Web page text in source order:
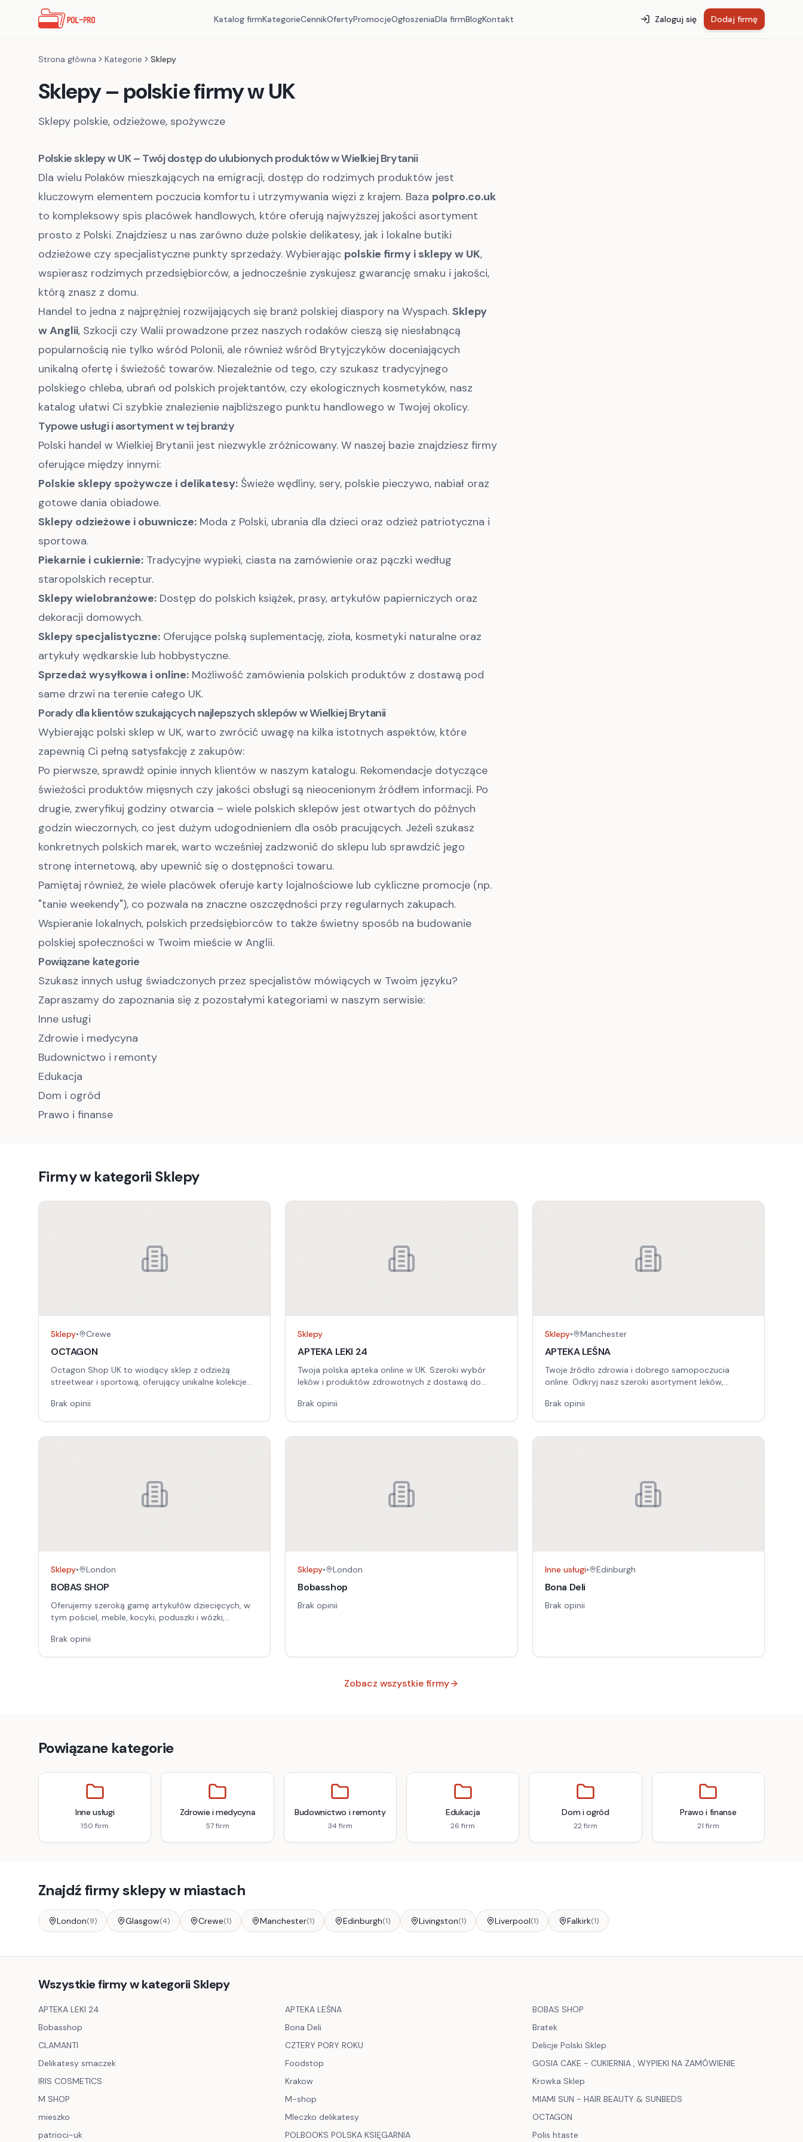
Katalog firmKategorieCennikOfertyPromocjeOgłoszeniaDla firmBlogKontakt Zaloguj się Dodaj firmę
Strona główna Kategorie Sklepy
Sklepy– polskie firmy w UK
Sklepy polskie, odzieżowe, spożywcze
Polskie sklepy w UK – Twój dostęp do ulubionych produktów w Wielkiej Brytanii
Dla wielu Polaków mieszkających na emigracji, dostęp do rodzimych produktów jest
kluczowym elementem poczucia komfortu i utrzymywania więzi z krajem. Baza polpro.co.uk
to kompleksowy spis placówek handlowych, które oferują najwyższej jakości asortyment
prosto z Polski. Znajdziesz u nas zarówno duże polskie delikatesy, jak i lokalne butiki
odzieżowe czy specjalistyczne punkty sprzedaży. Wybierając polskie firmy i sklepy w UK,
wspierasz rodzimych przedsiębiorców, a jednocześnie zyskujesz gwarancję smaku i jakości,
którą znasz z domu.
Handel to jedna z najprężniej rozwijających się branż polskiej diaspory na Wyspach. Sklepy
w Anglii, Szkocji czy Walii prowadzone przez naszych rodaków cieszą się niesłabnącą
popularnością nie tylko wśród Polonii, ale również wśród Brytyjczyków doceniających
unikalną ofertę i świeżość towarów. Niezależnie od tego, czy szukasz tradycyjnego
polskiego chleba, ubrań od polskich projektantów, czy ekologicznych kosmetyków, nasz
katalog ułatwi Ci szybkie znalezienie najbliższego punktu handlowego w Twojej okolicy.
Typowe usługi i asortyment w tej branży
Polski handel w Wielkiej Brytanii jest niezwykle zróżnicowany. W naszej bazie znajdziesz firmy
oferujące między innymi:
Polskie sklepy spożywcze i delikatesy: Świeże wędliny, sery, polskie pieczywo, nabiał oraz
gotowe dania obiadowe.
Sklepy odzieżowe i obuwnicze: Moda z Polski, ubrania dla dzieci oraz odzież patriotyczna i
sportowa.
Piekarnie i cukiernie: Tradycyjne wypieki, ciasta na zamówienie oraz pączki według
staropolskich receptur.
Sklepy wielobranżowe: Dostęp do polskich książek, prasy, artykułów papierniczych oraz
dekoracji domowych.
Sklepy specjalistyczne: Oferujące polską suplementację, zioła, kosmetyki naturalne oraz
artykuły wędkarskie lub hobbystyczne.
Sprzedaż wysyłkowa i online: Możliwość zamówienia polskich produktów z dostawą pod
same drzwi na terenie całego UK.
Porady dla klientów szukających najlepszych sklepów w Wielkiej Brytanii
Wybierając polski sklep w UK, warto zwrócić uwagę na kilka istotnych aspektów, które
zapewnią Ci pełną satysfakcję z zakupów:
Po pierwsze, sprawdź opinie innych klientów w naszym katalogu. Rekomendacje dotyczące
świeżości produktów mięsnych czy jakości obsługi są nieocenionym źródłem informacji. Po
drugie, zweryfikuj godziny otwarcia – wiele polskich sklepów jest otwartych do późnych
godzin wieczornych, co jest dużym udogodnieniem dla osób pracujących. Jeżeli szukasz
konkretnych polskich marek, warto wcześniej zadzwonić do sklepu lub sprawdzić jego
stronę internetową, aby upewnić się o dostępności towaru.
Pamiętaj również, że wiele placówek oferuje karty lojalnościowe lub cykliczne promocje (np.
"tanie weekendy"), co pozwala na znaczne oszczędności przy regularnych zakupach.
Wspieranie lokalnych, polskich przedsiębiorców to także świetny sposób na budowanie
polskiej społeczności w Twoim mieście w Anglii.
Powiązane kategorie
Szukasz innych usług świadczonych przez specjalistów mówiących w Twoim języku?
Zapraszamy do zapoznania się z pozostałymi kategoriami w naszym serwisie:
Inne usługi
Zdrowie i medycyna
Budownictwo i remonty
Edukacja
Dom i ogród
Prawo i finanse
Firmy w kategorii Sklepy
Sklepy• Crewe
OCTAGON
Octagon Shop UK to wiodący sklep z odzieżą
streetwear i sportową, oferujący unikalne kolekcje
asortyment to wysokiej jakości T-shirty, bluzy,
Brak opinii
Sklepy
APTEKA LEKI 24
Twoja polska apteka online w UK. Szeroki wybór
leków i produktów zdrowotnych z dostawą do
Brak opinii
Sklepy• Manchester
APTEKA LEŚNA
Twoje źródło zdrowia i dobrego samopoczucia
online. Odkryj nasz szeroki asortyment leków,
do Twojego domu.
Brak opinii
Sklepy• London
BOBAS SHOP
Oferujemy szeroką gamę artykułów dziecięcych, w
tym pościel, meble, kocyki, poduszki i wózki,
dziecko.
Brak opinii
Sklepy• London
Bobasshop
Brak opinii
Inne usługi• Edinburgh
Bona Deli
Brak opinii
Zobacz wszystkie firmy
Powiązane kategorie
Inne usługi
150 firm
Zdrowie i medycyna
57firm
Budownictwo i remonty
34firm
Edukacja
26 firm
Dom i ogród
22firm
Prawo i finanse
21 firm
Znajdź firmysklepyw miastach
London(9) Glasgow(4) Crewe(1) Manchester(1) Edinburgh(1) Livingston(1) Liverpool(1) Falkirk(1)
Wszystkie firmy w kategorii Sklepy
APTEKA LEKI 24 APTEKA LEŚNA
BOBAS SHOP
Bobasshop
Bona Deli
Bratek
CLAMANTI
CZTERY PORY ROKU
Delicje Polski Sklep
Delikatesy smaczek
Foodstop
GOSIA CAKE - CUKIERNIA , WYPIEKI NA ZAMÓWIENIE
IRIS COSMETICS
Krakow
Krowka Sklep
M SHOP
M-shop
MIAMI SUN - HAIR BEAUTY & SUNBEDS
mieszko
Mleczko delikatesy
OCTAGON
patrioci-uk
POLBOOKS POLSKA KSIĘGARNIA Polis htaste